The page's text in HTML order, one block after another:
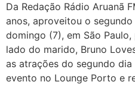
Da Redação Rádio Aruanã
anos, aproveitou o
domingo (7), em São
lado do marido, Bruno
as atrações do segundo
evento no Lounge Porto e